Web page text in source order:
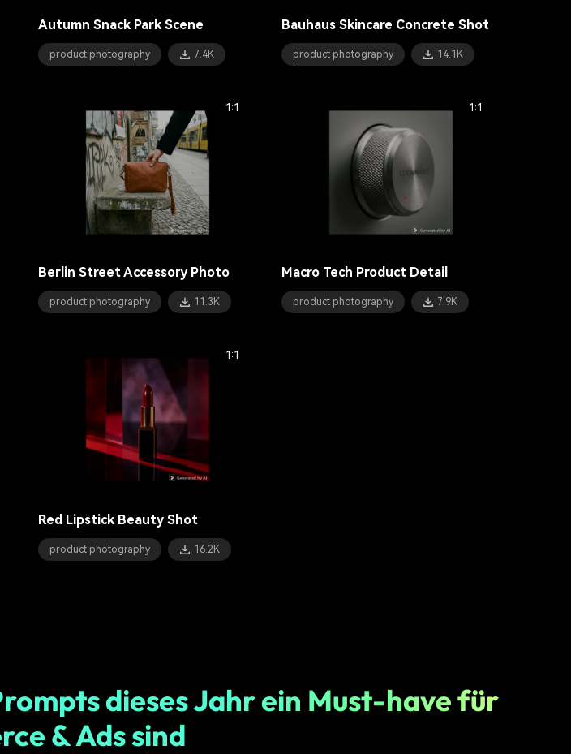
Autumn Snack Park Scene
product photography 7.4K
Bauhaus Skincare Concrete Shot
product photography 14.1K
1:1
Berlin Street Accessory Photo
product photography 11.3K
1:1
Macro Tech Product Detail
product photography 7.9K
1:1
Red Lipstick Beauty Shot
product photography 16.2K
dieses Jahr ein Must-have für
& Ads sind